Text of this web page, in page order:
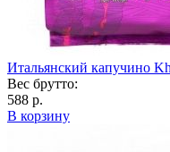
Итальянский капучино
Вес брутто:
588 р.
В корзину